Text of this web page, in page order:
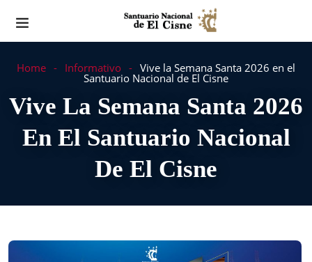
Home Informativo Vive la Semana Santa 2026 en el
Santuario Nacional de El Cisne
Vive La Semana Santa 2026
En El Santuario Nacional
De El Cisne